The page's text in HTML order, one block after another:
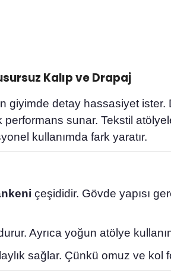
Kalıp ve Drapaj
giyimde detay hassasiyet
performans sunar. Tekstil
kullanımda fark yaratır.
çeşididir. Gövde yapısı
Ayrıca yoğun atölye
sağlar. Çünkü omuz ve kol